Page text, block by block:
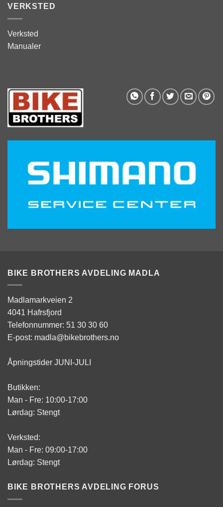
VERKSTED
Verksted
Manualer
BIKE BROTHERS AVDELING MADLA
Madlamarkveien 2
4041 Hafrsfjord
Telefonnummer: 51 30 30 60
E-post: madla@bikebrothers.no
Åpningstider JUNI-JULI
Butikken:
Man - Fre: 10:00-17:00
Lørdag: Stengt
Verksted:
Man - Fre: 09:00-17:00
Lørdag: Stengt
BIKE BROTHERS AVDELING FORUS